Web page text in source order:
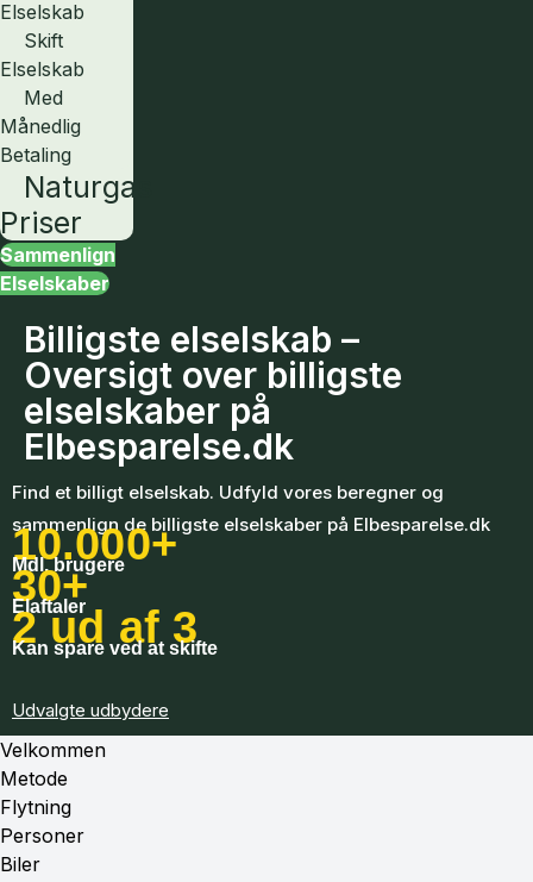
Elselskab
Skift
Elselskab
Med
Månedlig
Betaling
Naturgas
Priser
Sammenlign
Elselskaber
Billigste elselskab –
Oversigt over billigste
elselskaber på
Elbesparelse.dk
Find et billigt elselskab. Udfyld vores beregner og
sammenlign de billigste elselskaber på Elbesparelse.dk
10.000+
Mdl. brugere
30+
Elaftaler
2 ud af 3
Kan spare ved at skifte
Udvalgte udbydere
Velkommen
Metode
Flytning
Personer
Biler